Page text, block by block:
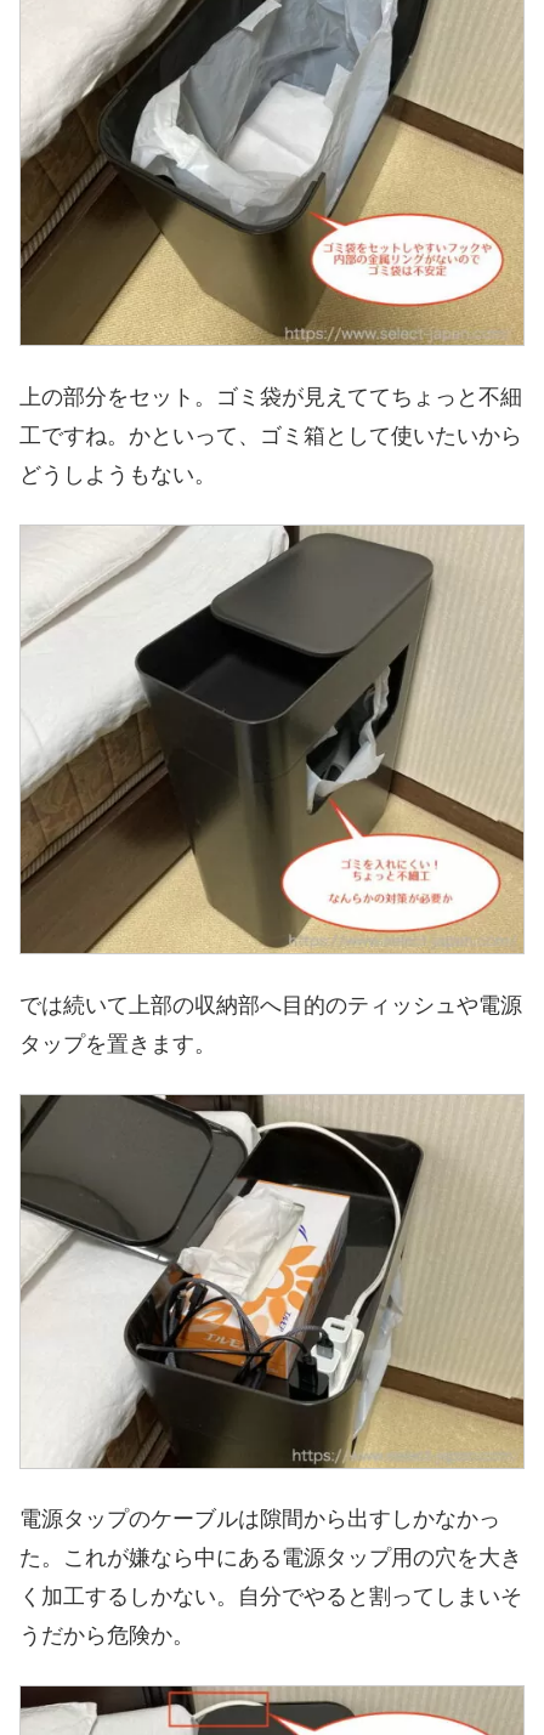
上の部分をセット。ゴミ袋が見えててちょっと不細
工ですね。かといって、ゴミ箱として使いたいから
どうしようもない。
では続いて上部の収納部へ目的のティッシュや電源
タップを置きます。
電源タップのケーブルは隙間から出すしかなかっ
た。これが嫌なら中にある電源タップ用の穴を大き
く加工するしかない。自分でやると割ってしまいそ
うだから危険か。